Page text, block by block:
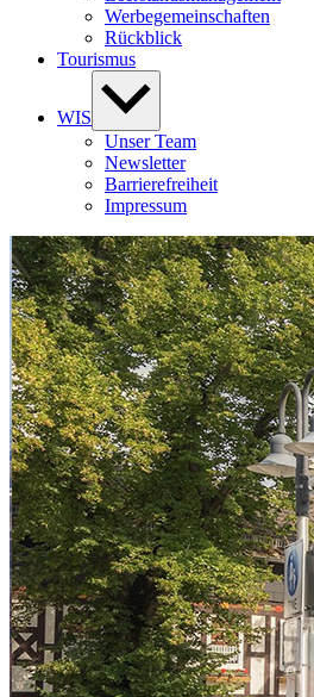
Werbegemeinschaften
Rückblick
Tourismus
WIS
Untermenü
anzeigen
Unser Team
Newsletter
Barrierefreiheit
Impressum